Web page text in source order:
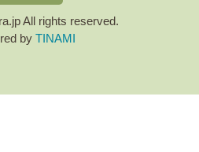
All rights reserved.
by TINAMI